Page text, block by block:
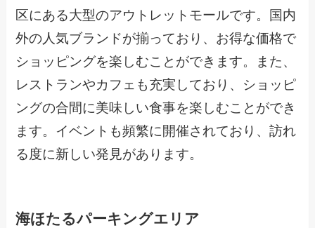
区にある大型のアウトレットモールです。国内
外の人気ブランドが揃っており、お得な価格で
ショッピングを楽しむことができます。また、
レストランやカフェも充実しており、ショッピ
ングの合間に美味しい食事を楽しむことができ
ます。イベントも頻繁に開催されており、訪れ
る度に新しい発見があります。
海ほたるパーキングエリア